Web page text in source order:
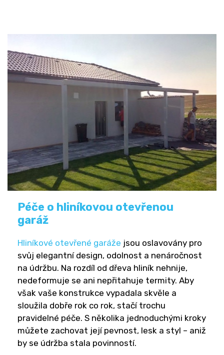
Péče o hliníkovou otevřenou
garáž
Hliníkové otevřené garáže jsou oslavovány pro
svůj elegantní design, odolnost a nenáročnost
na údržbu. Na rozdíl od dřeva hliník nehnije,
nedeformuje se ani nepřitahuje termity. Aby
však vaše konstrukce vypadala skvěle a
sloužila dobře rok co rok, stačí trochu
pravidelné péče. S několika jednoduchými kroky
můžete zachovat její pevnost, lesk a styl – aniž
by se údržba stala povinností.